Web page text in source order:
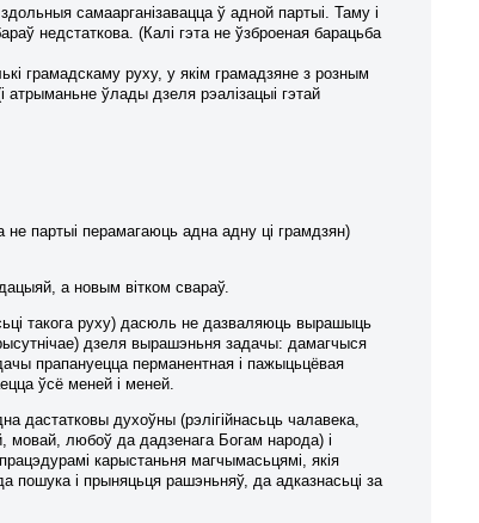
самаарганізавацца ў адной партыі. Таму і
недстаткова. (Калі гэта не ўзброеная барацьба
грамадскаму руху, у якім грамадзяне з розным
атрыманьне ўлады дзеля рэалізацыі гэтай
партыі перамагаюць адна адну ці грамдзян)
а новым вітком свараў.
такога руху) дасюль не дазваляюць вырашыць
дзеля вырашэньня задачы: дамагчыся
прапануецца перманентная і пажыцьцёвая
ўсё меней і меней.
дастатковы духоўны (рэлігійнасьць чалавека,
мовай, любоў да дадзенага Богам народа) і
карыстаньня магчымасьцямі, якія
і прыняцьця рашэньняў, да адказнасьці за